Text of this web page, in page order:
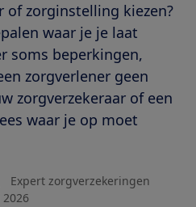
of zorginstelling kiezen?
waar je je laat
soms beperkingen,
zorgverlener geen
zorgverzekeraar of een
waar je op moet
Expert zorgverzekeringen